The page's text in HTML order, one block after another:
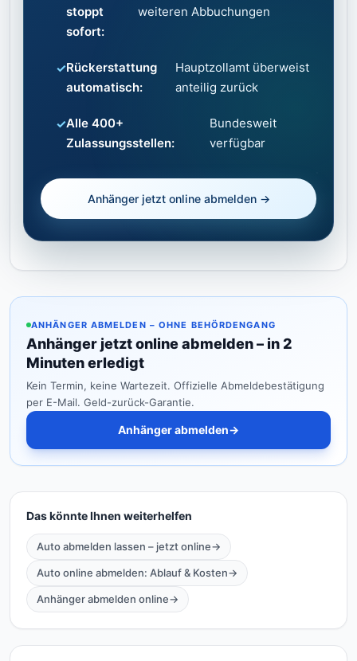
stoppt
sofort:
weiteren Abbuchungen
Rückerstattung
automatisch:
Hauptzollamt überweist
anteilig zurück
Alle 400+
Zulassungsstellen:
Bundesweit
verfügbar
Anhänger jetzt online abmelden →
ANHÄNGER ABMELDEN – OHNE BEHÖRDENGANG
Anhänger jetzt online abmelden – in 2
Minuten erledigt
Kein Termin, keine Wartezeit. Offizielle Abmeldebestätigung
per E-Mail. Geld-zurück-Garantie.
Anhänger abmelden→
Das könnte Ihnen weiterhelfen
Auto abmelden lassen – jetzt online→
Auto online abmelden: Ablauf & Kosten→
Anhänger abmelden online→